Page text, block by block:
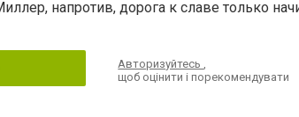
напротив, дорога к славе только
Авторизуйтесь,
щоб оцінити і порекомендувати